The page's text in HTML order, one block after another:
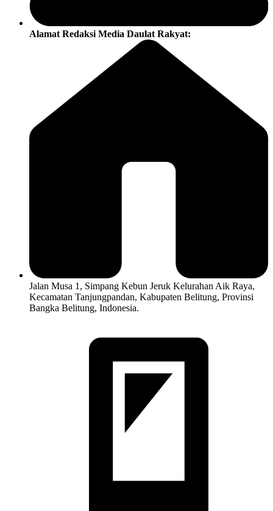
Alamat Redaksi Media Daulat Rakyat:
Jalan Musa 1, Simpang Kebun Jeruk Kelurahan Aik Raya,
Kecamatan Tanjungpandan, Kabupaten Belitung, Provinsi
Bangka Belitung, Indonesia.